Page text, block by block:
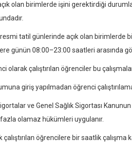
olan birimlerde işini gerektirdiği
tatil günlerinde açık olan
günün 08:00–23:00 saatleri arasında
olarak çalıştırılan öğrenciler bu
giriş yapılmadan öğrenci
ve Genel Sağlık Sigortası
fazla olamaz hükümleri uygulanır.
çalıştırılan öğrencilere bir saatlik çalışma